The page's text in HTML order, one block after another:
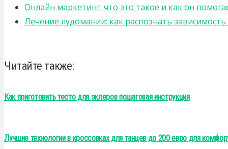
Онлайн маркетинг: что это такое и как он
Лечение лудомании: как распознать
Читайте также:
Как приготовить тесто для эклеров пошаговая инструкция
Лучшие технологии в кроссовках для танцев до 200 евро для